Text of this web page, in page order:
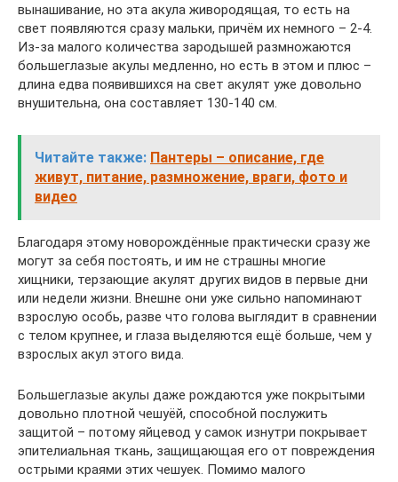
вынашивание, но эта акула живородящая, то есть на
свет появляются сразу мальки, причём их немного – 2-4.
Из-за малого количества зародышей размножаются
большеглазые акулы медленно, но есть в этом и плюс –
длина едва появившихся на свет акулят уже довольно
внушительна, она составляет 130-140 см.
Читайте также: Пантеры – описание, где
живут, питание, размножение, враги, фото и
видео
Благодаря этому новорождённые практически сразу же
могут за себя постоять, и им не страшны многие
хищники, терзающие акулят других видов в первые дни
или недели жизни. Внешне они уже сильно напоминают
взрослую особь, разве что голова выглядит в сравнении
с телом крупнее, и глаза выделяются ещё больше, чем у
взрослых акул этого вида.
Большеглазые акулы даже рождаются уже покрытыми
довольно плотной чешуёй, способной послужить
защитой – потому яйцевод у самок изнутри покрывает
эпителиальная ткань, защищающая его от повреждения
острыми краями этих чешуек. Помимо малого